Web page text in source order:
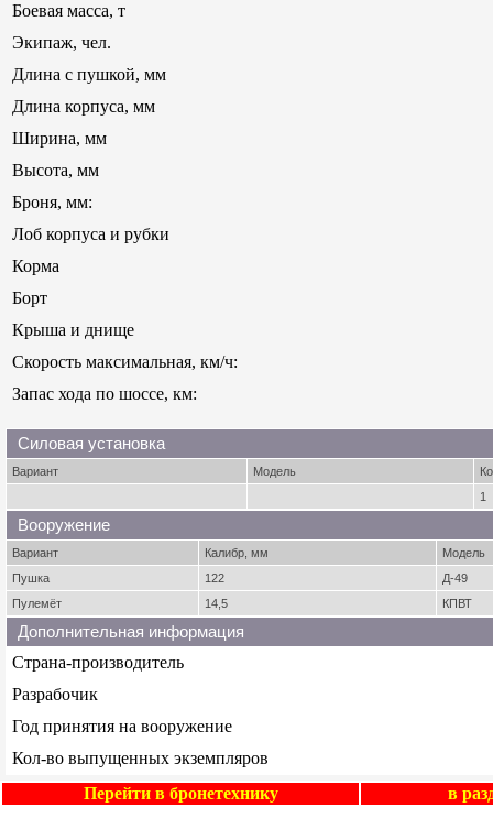
Боевая масса, т
Экипаж, чел.
Длина с пушкой, мм
Длина корпуса, мм
Ширина, мм
Высота, мм
Броня, мм:
Лоб корпуса и рубки
Корма
Борт
Крыша и днище
Скорость максимальная, км/ч:
Запас хода по шоссе, км:
Силовая установка
Вариант Модель
1
Вооружение
Вариант Калибр, мм
Модель
Пушка
122
Д-49
Пулемёт
14,5 КПВТ
Дополнительная информация
Страна-производитель
Разрабочик
Год принятия на вооружение
Кол-во выпущенных экземпляров
Перейти в бронетехнику
в